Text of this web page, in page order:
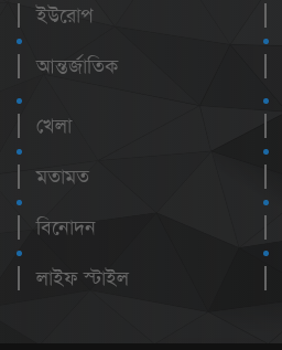
ইউরোপ
আন্তর্জাতিক
খেলা
মতামত
বিনোদন
লাইফ স্টাইল